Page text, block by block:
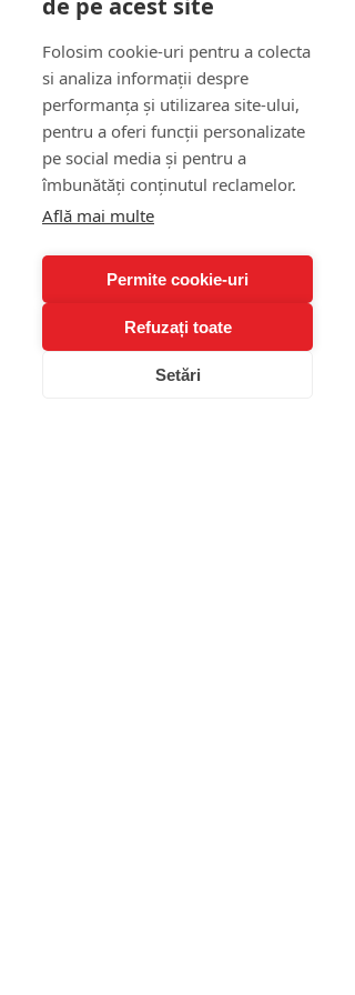
de pe acest site
Folosim cookie-uri pentru a colecta
si analiza informații despre
performanța și utilizarea site-ului,
pentru a oferi funcții personalizate
pe social media și pentru a
îmbunătăți conținutul reclamelor.
Află mai multe
Permite cookie-uri
Refuzați toate
Setări
conexiune
În ultimele decenii, neuroștiința a
confirmat ceea ce Bowlby intuia
cu mult timp în urmă: conexiunea
umană este o nevoie biologică
este literalmente „sculptat” de
interacțiunile cu îngrijitorii săi.
Studiile arată că:
Relațiile sigure reduc nivelul